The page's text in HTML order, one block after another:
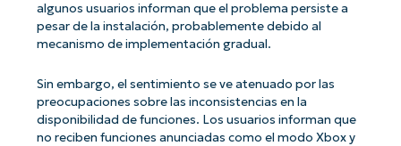
algunos usuarios informan que el problema persiste a
pesar de la instalación, probablemente debido al
mecanismo de implementación gradual.
Sin embargo, el sentimiento se ve atenuado por las
preocupaciones sobre las inconsistencias en la
disponibilidad de funciones. Los usuarios informan que
no reciben funciones anunciadas como el modo Xbox y